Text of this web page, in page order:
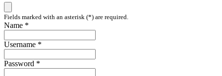
Fields marked with an asterisk (*) are required.
Name *
Username *
Password *